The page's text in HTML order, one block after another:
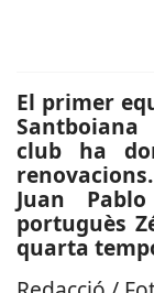
El primer
club ha
Juan
portuguès
quarta